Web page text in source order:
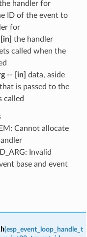
handler for
ID of the event to
for
[in] the handler
called when the
-- [in] data, aside
is passed to the
called
Cannot allocate
Invalid
base and event
(esp_event_loop_handle_t